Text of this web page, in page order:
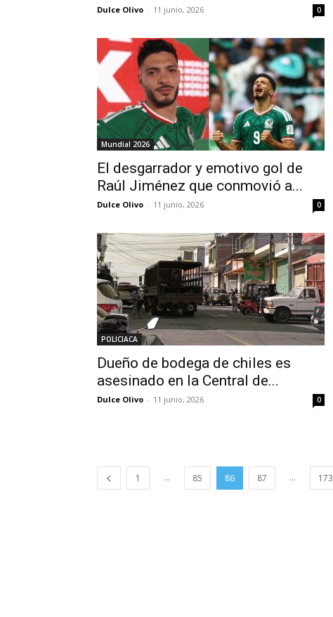
Dulce Olivo - 11 junio, 2026 0
Mundial 2026
El desgarrador y emotivo gol de
Raúl Jiménez que conmovió a...
Dulce Olivo - 11 junio, 2026 0
POLICIACA
Dueño de bodega de chiles es
asesinado en la Central de...
Dulce Olivo - 11 junio, 2026 0
1 ... 85 86 87 ... 173